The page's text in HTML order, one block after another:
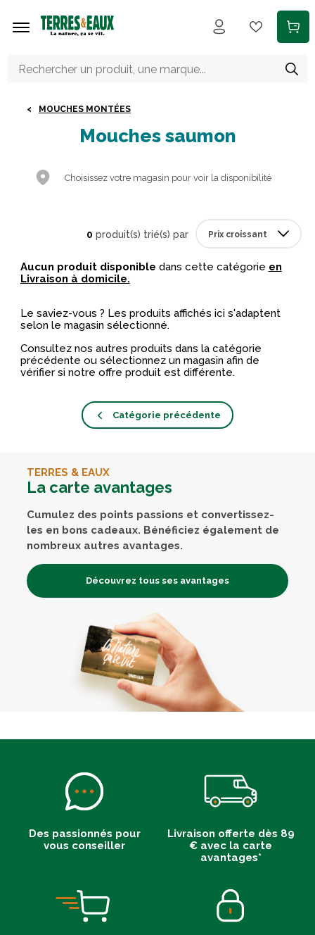
MOUCHES MONTÉES
Mouches saumon
Choisissez votre magasin pour voir la disponibilité
0 produit(s) trié(s) par
Aucun produit disponible dans cette catégorie en
Livraison à domicile.
Le saviez-vous ? Les produits affichés ici s'adaptent
selon le magasin sélectionné.
Consultez nos autres produits dans la catégorie
précédente ou sélectionnez un magasin afin de
vérifier si notre offre produit est différente.
Catégorie précédente
TERRES & EAUX
La carte avantages
Cumulez des points passions et convertissez-
les en bons cadeaux. Bénéficiez également de
nombreux autres avantages.
Découvrez tous ses avantages
Des passionnés pour
vous conseiller
Livraison offerte dès 89
€ avec la carte
avantages*